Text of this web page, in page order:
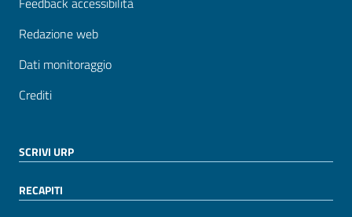
Redazione web
Dati monitoraggio
Crediti
SCRIVI URP
RECAPITI